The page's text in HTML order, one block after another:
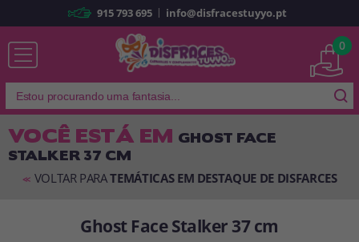
Já sou cliente
Lembrar-me Esqueceu sua senha?
915 793 695 | info@disfracestuyyo.pt
0
VOCÊ ESTÁ EM GHOST FACE
STALKER 37 CM
<< VOLTAR PARATEMÁTICAS EM DESTAQUE DE DISFARCES
Ghost Face Stalker 37 cm